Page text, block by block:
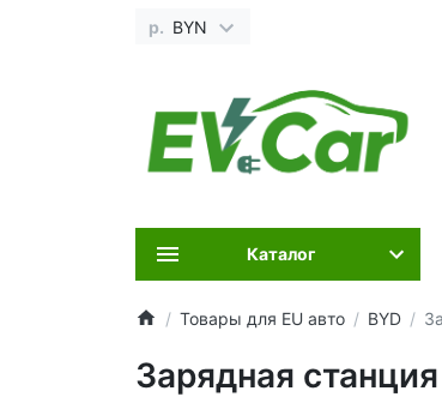
р. BYN
Каталог
Товары для EU авто BYD
Зарядная